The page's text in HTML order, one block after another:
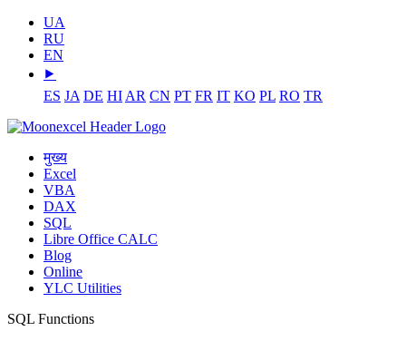
UA
RU
EN
⯈
ES JA DE HI AR CN PT FR IT KO PL RO TR
मुख्य
Excel
VBA
DAX
SQL
Libre Office CALC
Blog
Online
YLC Utilities
SQL Functions